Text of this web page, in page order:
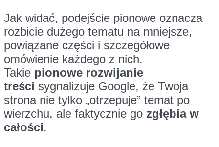
Jak widać, podejście pionowe oznacza
rozbicie dużego tematu na mniejsze,
powiązane części i szczegółowe
omówienie każdego z nich.
Takie pionowe rozwijanie
treści sygnalizuje Google, że Twoja
strona nie tylko „otrzepuje” temat po
wierzchu, ale faktycznie go zgłębia w
całości.